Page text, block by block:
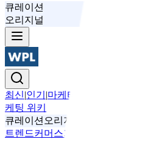
큐레이션
오리지널
최신|인기 |마케터프로필
케팅 위키
큐레이션 오리지널
트렌드커머스기획